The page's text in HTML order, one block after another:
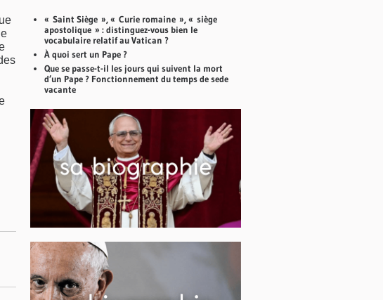
« Saint Siège », « Curie romaine », « siège
apostolique » : distinguez-vous bien le
vocabulaire relatif au Vatican ?
À quoi sert un Pape ?
Que se passe-t-il les jours qui suivent la mort
d’un Pape ? Fonctionnement du temps de sede
vacante